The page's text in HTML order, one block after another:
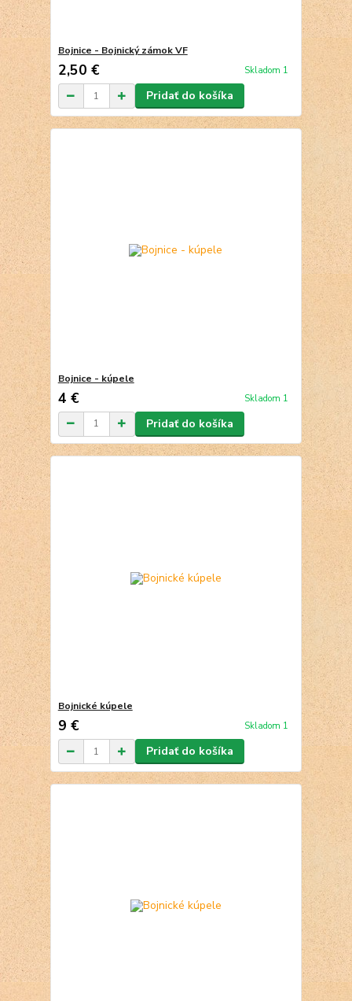
Bojnice - Bojnický zámok VF
2,50 € Skladom 1
Pridať do košíka
Bojnice - kúpele
4 € Skladom 1
Pridať do košíka
Bojnické kúpele
9 € Skladom 1
Pridať do košíka